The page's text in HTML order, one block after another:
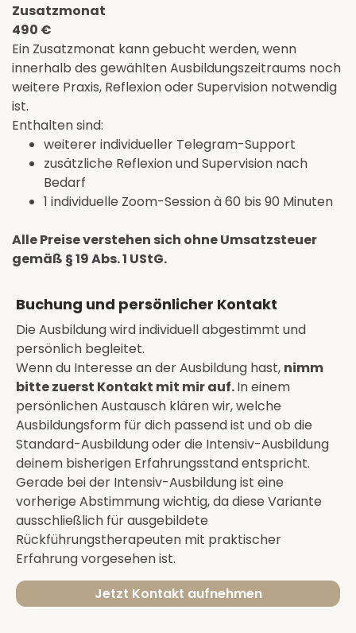
Zusatzmonat
490 €
Ein Zusatzmonat kann gebucht werden, wenn
innerhalb des gewählten Ausbildungszeitraums noch
weitere Praxis, Reflexion oder Supervision notwendig
ist.
Enthalten sind:
weiterer individueller Telegram-Support
zusätzliche Reflexion und Supervision nach
Bedarf
1 individuelle Zoom-Session à 60 bis 90 Minuten
Alle Preise verstehen sich ohne Umsatzsteuer
gemäß § 19 Abs. 1 UStG.
Buchung und persönlicher Kontakt
Die Ausbildung wird individuell abgestimmt und
persönlich begleitet.
Wenn du Interesse an der Ausbildung hast, nimm
bitte zuerst Kontakt mit mir auf.In einem
persönlichen Austausch klären wir, welche
Ausbildungsform für dich passend ist und ob die
Standard-Ausbildung oder die Intensiv-Ausbildung
deinem bisherigen Erfahrungsstand entspricht.
Gerade bei der Intensiv-Ausbildung ist eine
vorherige Abstimmung wichtig, da diese Variante
ausschließlich für ausgebildete
Rückführungstherapeuten mit praktischer
Erfahrung vorgesehen ist.
Jetzt Kontakt aufnehmen